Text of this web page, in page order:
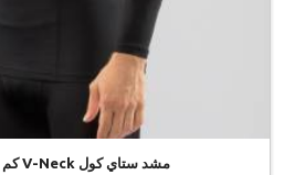
مشد ستاي كول V-Neck كم طويل رجالي